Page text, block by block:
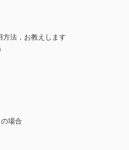
方法，お教えします
場合